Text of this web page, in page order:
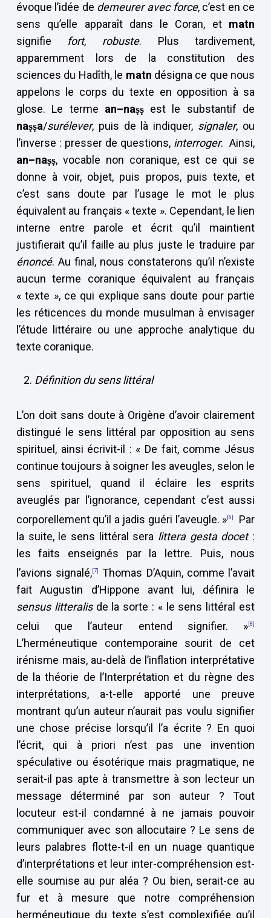
évoque l’idée de demeurer avec force, c’est en ce
sens qu’elle apparaît dans le Coran, et matn
signifie fort, robuste. Plus tardivement,
apparemment lors de la constitution des
sciences du Hadîth, le matn désigna ce que nous
appelons le corps du texte en opposition à sa
glose. Le terme an–naṣṣest le substantif de
naṣṣa/surélever, puis de là indiquer, signaler, ou
l’inverse : presser de questions, interroger. Ainsi,
an–naṣṣ, vocable non coranique, est ce qui se
donne à voir, objet, puis propos, puis texte, et
c’est sans doute par l’usage le mot le plus
équivalent au français « texte ». Cependant, le lien
interne entre parole et écrit qu’il maintient
justifierait qu’il faille au plus juste le traduire par
énoncé. Au final, nous constaterons qu’il n’existe
aucun terme coranique équivalent au français
« texte », ce qui explique sans doute pour partie
les réticences du monde musulman à envisager
l’étude littéraire ou une approche analytique du
texte coranique.
Définition du sens littéral
L’on doit sans doute à Origène d’avoir clairement
distingué le sens littéral par opposition au sens
spirituel, ainsi écrivit-il : « De fait, comme Jésus
continue toujours à soigner les aveugles, selon le
sens spirituel, quand il éclaire les esprits
aveuglés par l’ignorance, cependant c’est aussi
corporellement qu’il a jadis guéri l’aveugle. » [6]
Par
la suite, le sens littéral sera littera gesta docet :
les faits enseignés par la lettre. Puis, nous
l’avions signalé, [7]
Thomas D’Aquin, comme l’avait
fait Augustin d’Hippone avant lui, définira le
sensus litteralisde la sorte : « le sens littéral est
celui que l’auteur entend signifier.
» [8]
L’herméneutique contemporaine sourit de cet
irénisme mais, au-delà de l’inflation interprétative
de la théorie de l’Interprétation et du règne des
interprétations, a-t-elle apporté une preuve
montrant qu’un auteur n’aurait pas voulu signifier
une chose précise lorsqu’il l’a écrite ? En quoi
l’écrit, qui à priori n’est pas une invention
spéculative ou ésotérique mais pragmatique, ne
serait-il pas apte à transmettre à son lecteur un
message déterminé par son auteur ? Tout
locuteur est-il condamné à ne jamais pouvoir
communiquer avec son allocutaire ? Le sens de
leurs palabres flotte-t-il en un nuage quantique
d’interprétations et leur inter-compréhension est-
elle soumise au pur aléa ? Ou bien, serait-ce au
fur et à mesure que notre compréhension
herméneutique du texte s’est complexifiée qu’il